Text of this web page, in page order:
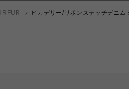
ピカデリー/リボンステッチデニム